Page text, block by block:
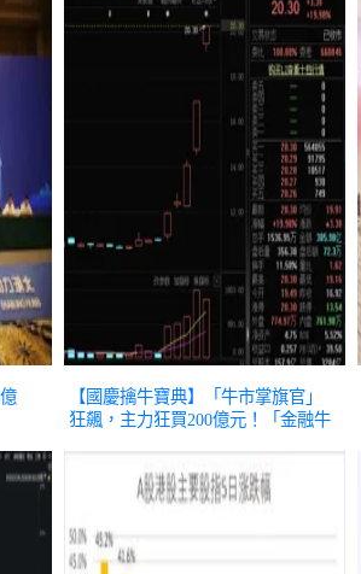
【國慶擒牛寶典】「牛市掌旗官」
狂飆，主力狂買200億元！「金融牛